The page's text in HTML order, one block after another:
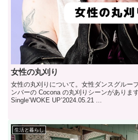
女性の丸刈り
女性の丸刈りについて。女性ダンスグルー
ンバーの Cocona の丸刈りシーンがありま
Single‘WOKE UP’2024.05.21 ...
生活と暮らし